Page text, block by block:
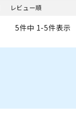
レビュー順
5件中 1-5件表示